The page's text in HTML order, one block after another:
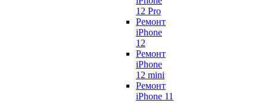
12 Pro
Ремонт
iPhone
12
Ремонт
iPhone
12 mini
Ремонт
iPhone 11